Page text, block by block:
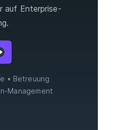
auf Enterprise-
Betreuung
Management